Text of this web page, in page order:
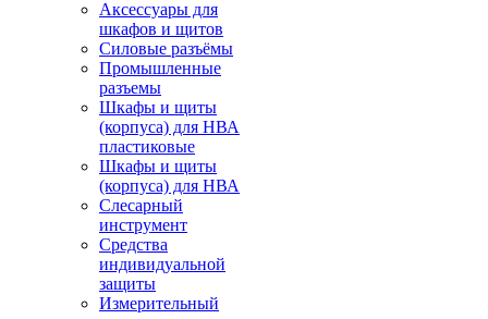
Аксессуары для
шкафов и щитов
Силовые разъёмы
Промышленные
разъемы
Шкафы и щиты
(корпуса) для НВА
пластиковые
Шкафы и щиты
(корпуса) для НВА
Слесарный
инструмент
Средства
индивидуальной
защиты
Измерительный